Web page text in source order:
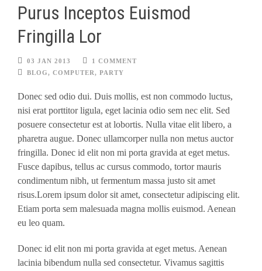
Purus Inceptos Euismod
Fringilla Lor
03 JAN 2013
1 COMMENT
BLOG, COMPUTER, PARTY
Donec sed odio dui. Duis mollis, est non commodo luctus,
nisi erat porttitor ligula, eget lacinia odio sem nec elit. Sed
posuere consectetur est at lobortis. Nulla vitae elit libero, a
pharetra augue. Donec ullamcorper nulla non metus auctor
fringilla. Donec id elit non mi porta gravida at eget metus.
Fusce dapibus, tellus ac cursus commodo, tortor mauris
condimentum nibh, ut fermentum massa justo sit amet
risus.Lorem ipsum dolor sit amet, consectetur adipiscing elit.
Etiam porta sem malesuada magna mollis euismod. Aenean
eu leo quam.
Donec id elit non mi porta gravida at eget metus. Aenean
lacinia bibendum nulla sed consectetur. Vivamus sagittis